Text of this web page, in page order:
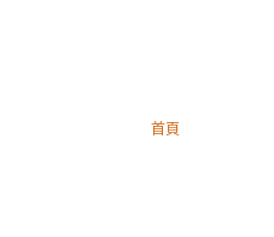
首頁